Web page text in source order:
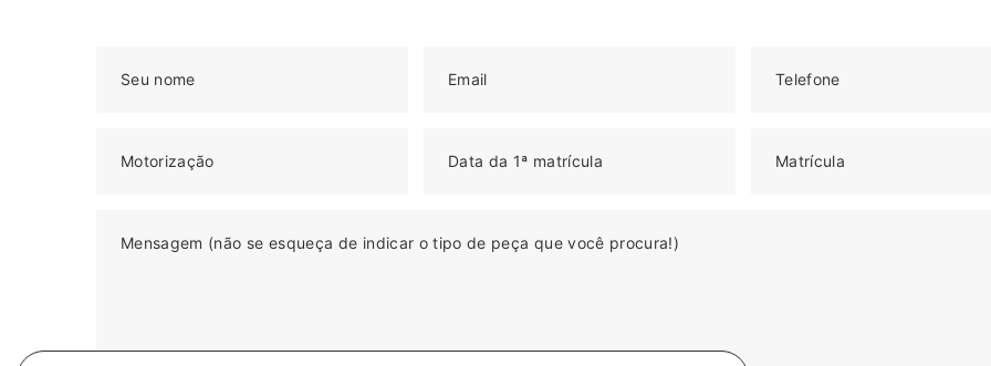
Seu nome Email Telefone
Motorização Data da 1ª matrícula Matrícula
Mensagem (não se esqueça de indicar o tipo de peça que você procura!)